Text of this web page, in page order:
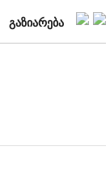
გაზიარება